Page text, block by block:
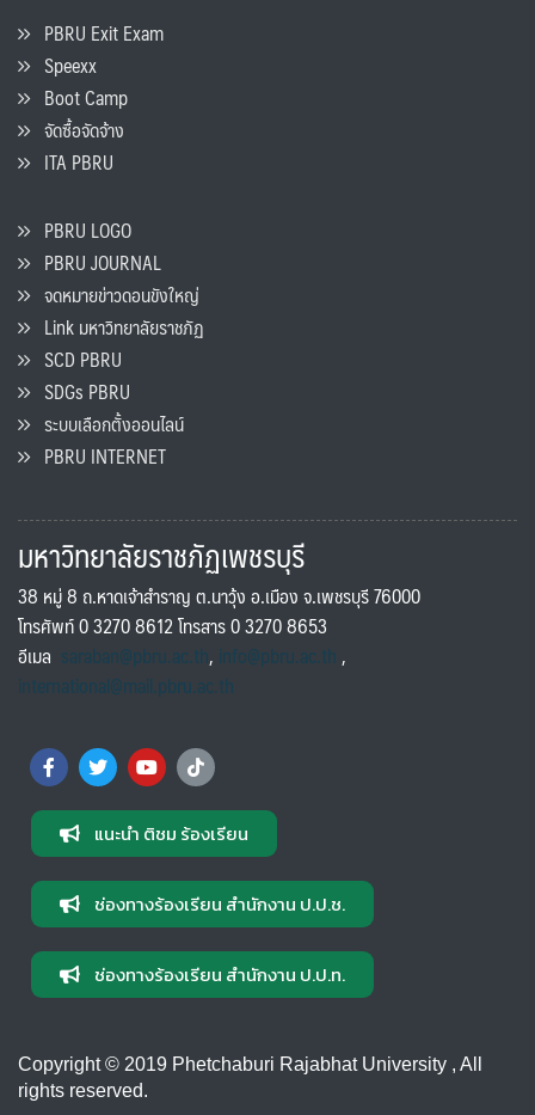
PBRU Exit Exam
Speexx
Boot Camp
จัดซื้อจัดจ้าง
ITA PBRU
PBRU LOGO
PBRU JOURNAL
จดหมายข่าวดอนขังใหญ่
Link มหาวิทยาลัยราชภัฏ
SCD PBRU
SDGs PBRU
ระบบเลือกตั้งออนไลน์
PBRU INTERNET
มหาวิทยาลัยราชภัฏเพชรบุรี
38 หมู่ 8 ถ.หาดเจ้าสำราญ ต.นาวุ้ง อ.เมือง จ.เพชรบุรี 76000
โทรศัพท์ 0 3270 8612 โทรสาร 0 3270 8653
อีเมล saraban@pbru.ac.th, info@pbru.ac.th,
international@mail.pbru.ac.th
แนะนำ ติชม ร้องเรียน
ช่องทางร้องเรียน สำนักงาน ป.ป.ช.
ช่องทางร้องเรียน สำนักงาน ป.ป.ท.
Copyright © 2019 Phetchaburi Rajabhat University , All
rights reserved.